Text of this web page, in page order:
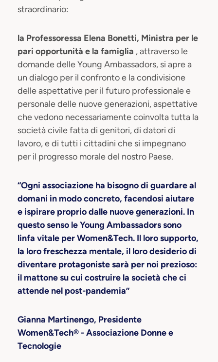
straordinario:
la Professoressa Elena Bonetti, Ministra per le
pari opportunità e la famiglia , attraverso le
domande delle Young Ambassadors, si apre a
un dialogo per il confronto e la condivisione
delle aspettative per il futuro professionale e
personale delle nuove generazioni, aspettative
che vedono necessariamente coinvolta tutta la
società civile fatta di genitori, di datori di
lavoro, e di tutti i cittadini che si impegnano
per il progresso morale del nostro Paese.
“Ogni associazione ha bisogno di guardare al
domani in modo concreto, facendosi aiutare
e ispirare proprio dalle nuove generazioni. In
questo senso le Young Ambassadors sono
linfa vitale per Women&Tech. Il loro supporto,
la loro freschezza mentale, il loro desiderio di
diventare protagoniste sarà per noi prezioso:
il mattone su cui costruire la società che ci
attende nel post-pandemia”
Gianna Martinengo, Presidente
Women&Tech® -Associazione Donne e
Tecnologie